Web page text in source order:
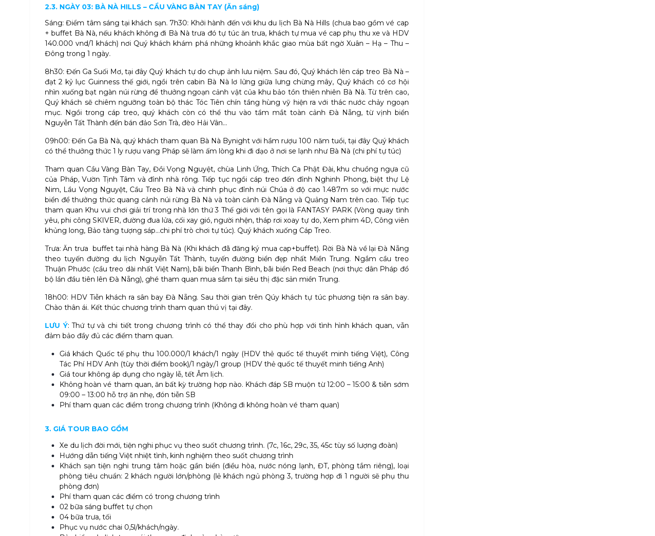
2.3. NGÀY 03: BÀ NÀ HILLS – CẦU VÀNG BÀN TAY (Ăn sáng)
Sáng: Điểm tâm sáng tại khách sạn. 7h30: Khởi hành đến với khu du lịch Bà Nà Hills (chưa bao gồm vé cap
+ buffet Bà Nà, nếu khách không đi Bà Nà trưa đó tự túc ăn trưa, khách tự mua vé cap phụ thu xe và HDV
140.000 vnd/1 khách) nơi Quý khách khám phá những khoảnh khắc giao mùa bất ngờ Xuân – Hạ – Thu –
Đông trong 1 ngày.
8h30: Đến Ga Suối Mơ, tại đây Quý khách tự do chụp ảnh lưu niệm. Sau đó, Quý khách lên cáp treo Bà Nà –
đạt 2 kỷ lục Guinness thế giới, ngồi trên cabin Bà Nà lơ lửng giữa lưng chừng mây, Quý khách có cơ hội
nhìn xuống bạt ngàn núi rừng để thưởng ngoạn cảnh vật của khu bảo tồn thiên nhiên Bà Nà. Từ trên cao,
Quý khách sẽ chiêm ngưỡng toàn bộ thác Tóc Tiên chín tầng hùng vỹ hiện ra với thác nước chảy ngoạn
mục. Ngồi trong cáp treo, quý khách còn có thể thu vào tầm mắt toàn cảnh Đà Nẵng, từ vịnh biển
Nguyễn Tất Thành đến bán đảo Sơn Trà, đèo Hải Vân…
09h00: Đến Ga Bà Nà, quý khách tham quan Bà Nà Bynight với hầm rượu 100 năm tuổi, tại đây Quý khách
có thể thưởng thức 1 ly rượu vang Pháp sẽ làm ấm lòng khi đi dạo ở nơi se lạnh như Bà Nà (chi phí tự túc)
Tham quan Cầu Vàng Bàn Tay, Đồi Vọng Nguyệt, chùa Linh Ứng, Thích Ca Phật Đài, khu chuồng ngựa cũ
của Pháp, Vườn Tịnh Tâm và đỉnh nhà rông. Tiếp tục ngồi cáp treo đến đỉnh Nghinh Phong, biệt thự Lệ
Nim, Lầu Vọng Nguyệt, Cầu Treo Bà Nà và chinh phục đỉnh núi Chúa ở độ cao 1.487m so với mực nước
biển để thưởng thức quang cảnh núi rừng Bà Nà và toàn cảnh Đà Nẵng và Quảng Nam trên cao. Tiếp tục
tham quan Khu vui chơi giải trí trong nhà lớn thứ 3 Thế giới với tên gọi là FANTASY PARK (Vòng quay tình
yêu, phi công SKIVER, đường đua lửa, cối xay gió, người nhện, tháp rơi xoay tự do, Xem phim 4D, Công viên
khủng long, Bảo tàng tượng sáp…chi phí trò chơi tự túc). Quý khách xuống Cáp Treo.
Trưa: Ăn trưa buffet tại nhà hàng Bà Nà (Khi khách đã đăng ký mua cap+buffet). Rời Bà Nà về lại Đà Nẵng
theo tuyến đường du lịch Nguyễn Tất Thành, tuyến đường biển đẹp nhất Miền Trung. Ngắm cầu treo
Thuận Phước (cầu treo dài nhất Việt Nam), bãi biển Thanh Bình, bãi biển Red Beach (nơi thực dân Pháp đổ
bộ lần đầu tiên lên Đà Nẵng), ghé tham quan mua sắm tại siêu thị đặc sản miền Trung.
18h00: HDV Tiễn khách ra sân bay Đà Nẵng. Sau thời gian trên Qúy khách tự túc phương tiện ra sân bay.
Chào thân ái. Kết thúc chương trình tham quan thú vị tại đây.
LƯU Ý: Thứ tự và chi tiết trong chương trình có thể thay đổi cho phù hợp với tình hình khách quan, vẫn
đảm bảo đầy đủ các điểm tham quan.
Giá khách Quốc tế phụ thu 100.000/1 khách/1 ngày (HDV thẻ quốc tế thuyết minh tiếng Việt), Công
Tác Phí HDV Anh (tùy thời điểm book)/1 ngày/1 group (HDV thẻ quốc tế thuyết minh tiếng Anh)
Giá tour không áp dụng cho ngày lễ, tết Âm lịch.
Không hoàn vé tham quan, ăn bất kỳ trường hợp nào. Khách đáp SB muộn từ 12:00 – 15:00 & tiễn sớm
09:00 – 13:00 hỗ trợ ăn nhẹ, đón tiễn SB
Phí tham quan các điểm trong chương trình (Không đi không hoàn vé tham quan)
3. GIÁ TOUR BAO GỒM
Xe du lịch đời mới, tiện nghi phục vụ theo suốt chương trình. (7c, 16c, 29c, 35, 45c tùy số lượng đoàn)
Hướng dẫn tiếng Việt nhiệt tình, kinh nghiệm theo suốt chương trình
Khách sạn tiện nghi trung tâm hoặc gần biển (điều hòa, nước nóng lạnh, ĐT, phòng tắm riêng), loại
phòng tiêu chuẩn: 2 khách người lớn/phòng (lẻ khách ngủ phòng 3, trường hợp đi 1 người sẽ phụ thu
phòng đơn)
Phí tham quan các điểm có trong chương trình
02 bữa sáng buffet tự chọn
04 bữa trưa, tối
Phục vụ nước chai 0,5l/khách/ngày.